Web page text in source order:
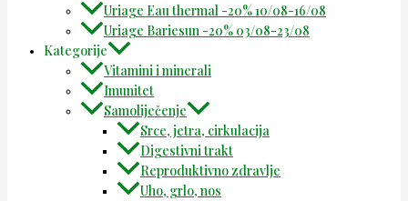
Uriage Eau thermal -20% 10/08-16/08
Uriage Bariesun -20% 03/08-23/08
Kategorije
Vitamini i minerali
Imunitet
Samoliječenje
Srce, jetra, cirkulacija
Digestivni trakt
Reproduktivno zdravlje
Uho, grlo, nos